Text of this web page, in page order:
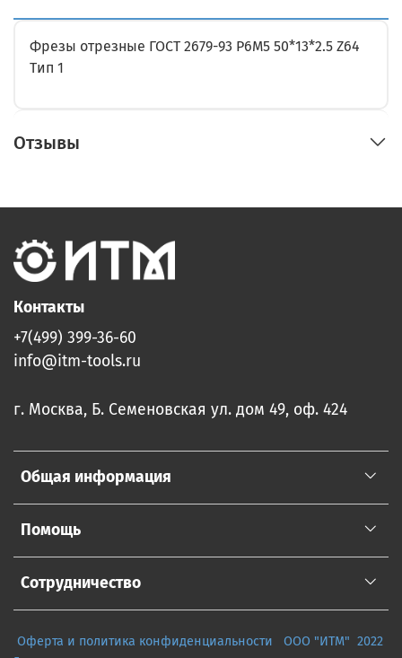
Фрезы отрезные ГОСТ 2679-93 Р6М5 50*13*2.5 Z64
Тип 1
Отзывы
Общая информация
Помощь
Сотрудничество
Контакты
+7(499) 399-36-60
info@itm-tools.ru
г. Москва, Б. Семеновская ул. дом 49, оф. 424
Оферта и политика конфиденциальности
ООО "ИТМ" 2022